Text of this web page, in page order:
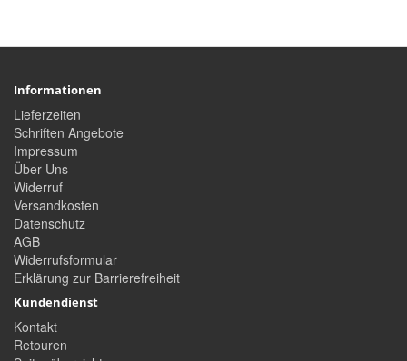
Informationen
Lieferzeiten
Schriften Angebote
Impressum
Über Uns
Widerruf
Versandkosten
Datenschutz
AGB
Widerrufsformular
Erklärung zur Barrierefreiheit
Kundendienst
Kontakt
Retouren